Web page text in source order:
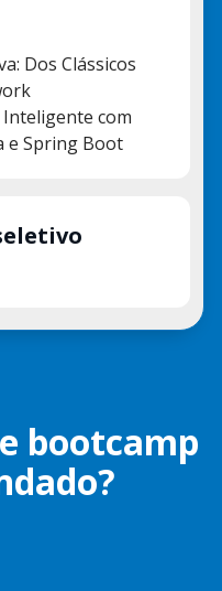
Dos Clássicos
com
e Spring Boot
bootcamp